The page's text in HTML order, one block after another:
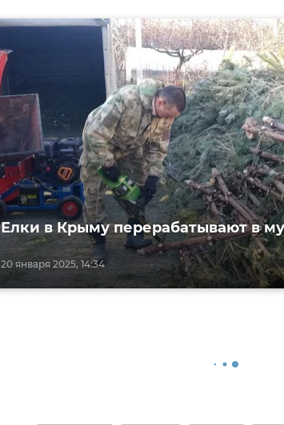
20 января 2025, 14:34
Елки в Крыму перерабатывают в